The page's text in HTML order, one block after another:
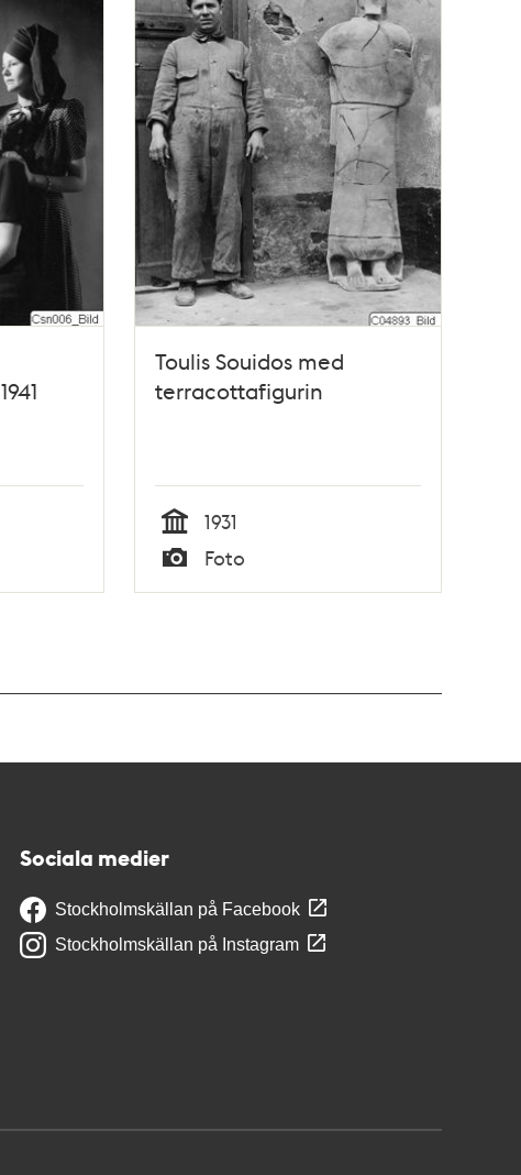
Toulis Souidos med
terracottafigurin
Tid
1931
Typ
Foto
Sociala medier
Stockholmskällan på Facebook
Stockholmskällan på Instagram